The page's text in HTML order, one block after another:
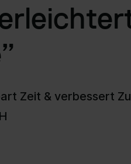
Zeit & verbessert